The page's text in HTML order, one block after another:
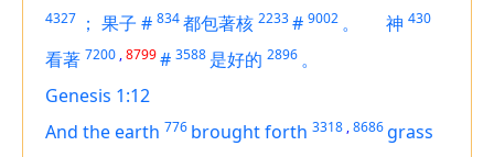
4327 ； 果子 # 834都包著核 2233# 9002 。 神 430
看著 7200 ,8799# 3588 是好的 2896 。
Genesis 1:12
And the earth 776 brought forth 3318 ,8686 grass